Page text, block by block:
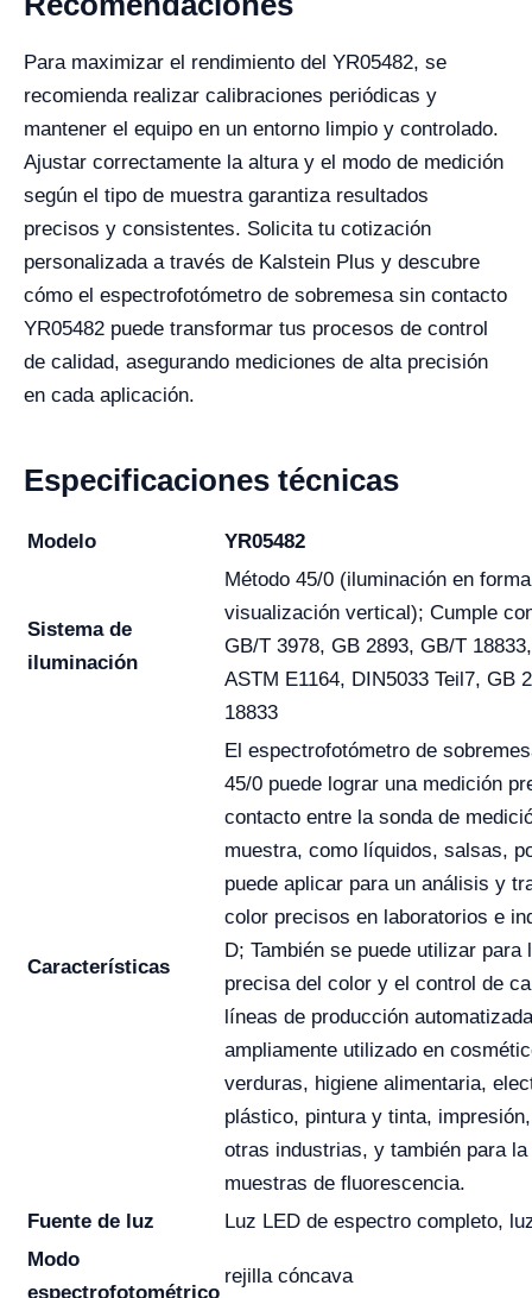
Para maximizar el rendimiento del YR05482, se
recomienda realizar calibraciones periódicas y
mantener el equipo en un entorno limpio y controlado.
Ajustar correctamente la altura y el modo de medición
según el tipo de muestra garantiza resultados
precisos y consistentes. Solicita tu cotización
personalizada a través de Kalstein Plus y descubre
cómo el espectrofotómetro de sobremesa sin contacto
YR05482 puede transformar tus procesos de control
de calidad, asegurando mediciones de alta precisión
en cada aplicación.
Especificaciones técnicas
Modelo YR05482
Sistema de
iluminación
Método 45/0 (iluminación en
visualización vertical); Cumple
GB/T 3978, GB 2893, GB/T
ASTM E1164, DIN5033 Teil7, GB
18833
Características
El espectrofotómetro de
45/0 puede lograr una medición
contacto entre la sonda de
muestra, como líquidos, salsas,
puede aplicar para un análisis y
color precisos en laboratorios e
D; También se puede utilizar para
precisa del color y el control de
líneas de producción
ampliamente utilizado en
verduras, higiene alimentaria,
plástico, pintura y tinta,
otras industrias, y también para
muestras de fluorescencia.
Fuente de luz
Luz LED de espectro completo,
Modo
espectrofotométrico
rejilla cóncava